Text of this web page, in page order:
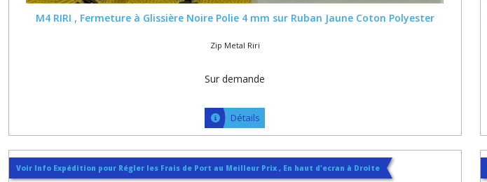
M4 RIRI , Fermeture à Glissière Noire Polie 4 mm sur Ruban Jaune Coton Polyester
Zip Metal Riri
Sur demande
Détails
Voir Info Expédition pour Régler les Frais de Port au Meilleur Prix , En haut d'ecran à Droite